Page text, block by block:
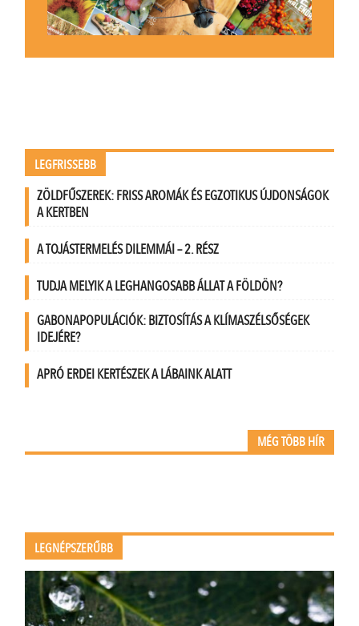
LEGFRISSEBB
ZÖLDFŰSZEREK: FRISS AROMÁK ÉS EGZOTIKUS ÚJDONSÁGOK
A KERTBEN
A TOJÁSTERMELÉS DILEMMÁI – 2. RÉSZ
TUDJA MELYIK A LEGHANGOSABB ÁLLAT A FÖLDÖN?
GABONAPOPULÁCIÓK: BIZTOSÍTÁS A KLÍMASZÉLSŐSÉGEK
IDEJÉRE?
APRÓ ERDEI KERTÉSZEK A LÁBAINK ALATT
MÉG TÖBB HÍR
LEGNÉPSZERŰBB